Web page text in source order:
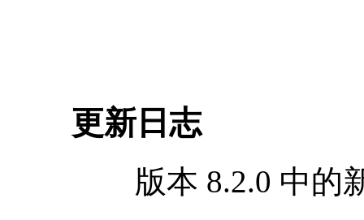
更新日志
版本 8.2.0 中的